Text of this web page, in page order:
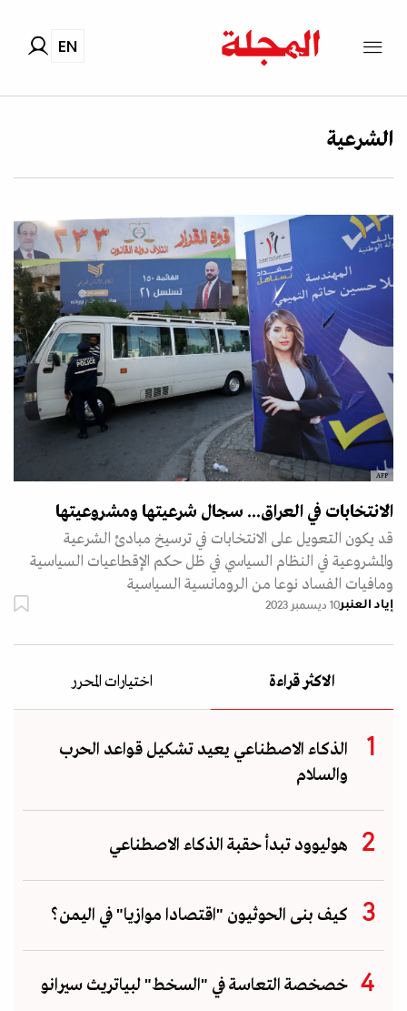
EN
الشرعية
AFP
الانتخابات في العراق... سجال شرعيتها ومشروعيتها
قد يكون التعويل على الانتخابات في ترسيخ مبادئ الشرعية
والمشروعية في النظام السياسي في ظل حكم الإقطاعيات السياسية
ومافيات الفساد نوعا من الرومانسية السياسية
إياد العنبر10 ديسمبر 2023
الاكثر قراءة اختيارات المحرر
الذكاء الاصطناعي يعيد تشكيل قواعد الحرب
والسلام
هوليوود تبدأ حقبة الذكاء الاصطناعي
كيف بنى الحوثيون "اقتصادا موازيا" في اليمن؟
خصخصة التعاسة في "السخط" لبياتريث سيرانو